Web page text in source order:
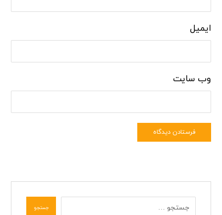
ایمیل
وب‌ سایت
فرستادن دیدگاه
جستجو